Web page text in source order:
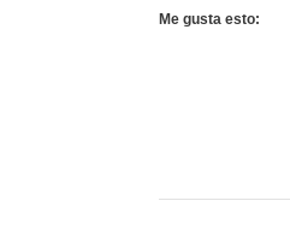
Me gusta esto: